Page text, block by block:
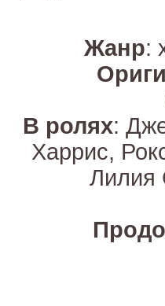
Жанр:
В ролях:
Харрис,
Лилия